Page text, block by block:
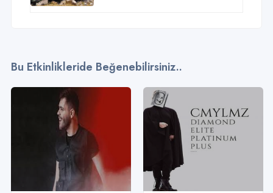
Bu Etkinlikleride Beğenebilirsiniz..